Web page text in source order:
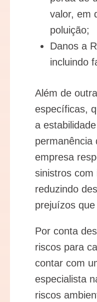
valor, em
poluição;
Danos a
incluindo
Além de
específicas,
a
permanência
empresa
sinistros com
reduzindo
prejuízos
Por conta
riscos para
contar com
especialista
riscos